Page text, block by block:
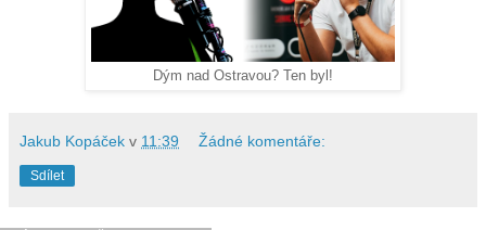
Dým nad Ostravou? Ten byl!
Jakub Kopáček v 11:39 Žádné komentáře:
Sdílet